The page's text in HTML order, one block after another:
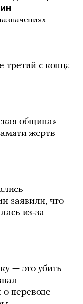
третий с конца
община»
жертв
заявили, что
из-за
— это убить
переводе